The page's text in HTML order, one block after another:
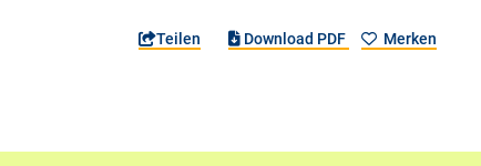
Teilen Download PDF Merken